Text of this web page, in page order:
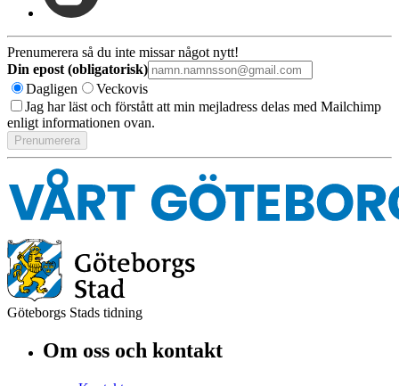
Prenumerera så du inte missar något nytt!
Din epost (obligatorisk)
Dagligen
Veckovis
Jag har läst och förstått att min mejladress delas med Mailchimp
enligt informationen ovan.
Göteborgs Stads tidning
Om oss och kontakt